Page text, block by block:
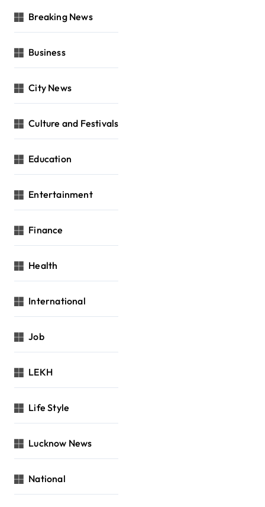
Breaking News
Business
City News
Culture and Festivals
Education
Entertainment
Finance
Health
International
Job
LEKH
Life Style
Lucknow News
National